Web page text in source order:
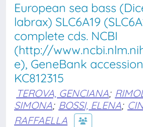
European sea bass
labrax) SLC6A19
complete cds. NCBI
(http://
e), GeneBank
KC812315
TEROVA, GENCIANA;
SIMONA; BOSSI, ELENA;
RAFFAELLA